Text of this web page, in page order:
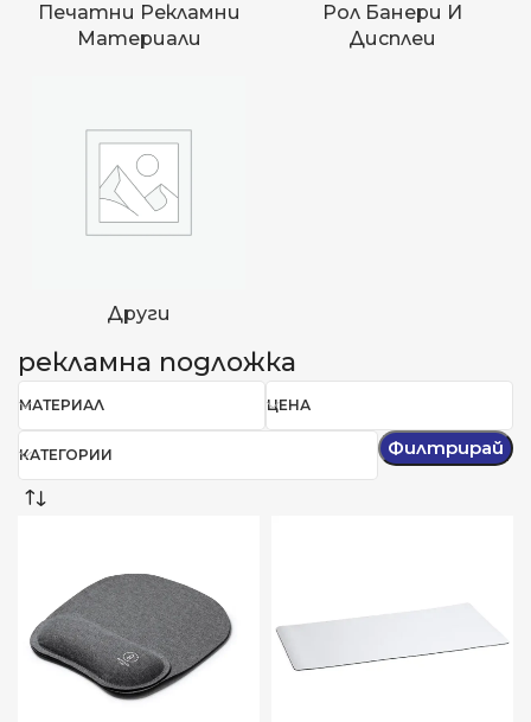
Печатни Рекламни
Материали
Рол Банери И
Дисплеи
Други
рекламна подложка
МАТЕРИАЛ ЦЕНА
КАТЕГОРИИ Филтрирай